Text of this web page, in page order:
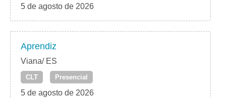
5 de agosto de 2026
Aprendiz
Viana/ ES
CLT Presencial
5 de agosto de 2026